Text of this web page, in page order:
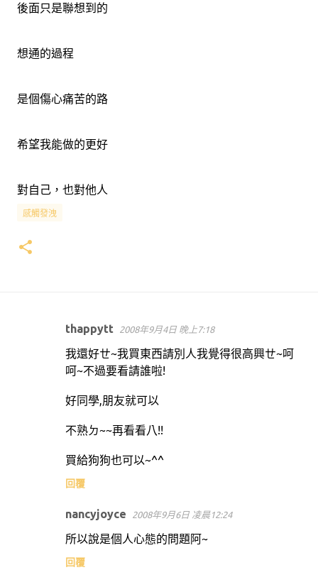
後面只是聯想到的
想通的過程
是個傷心痛苦的路
希望我能做的更好
對自己，也對他人
感觸發洩
thappytt 2008年9月4日 晚上7:18
我還好ㄝ~我買東西請別人我覺得很高興ㄝ~呵
呵~不過要看請誰啦!
好同學,朋友就可以
不熟ㄉ~~再看看八!!
買給狗狗也可以~^^
回覆
nancyjoyce 2008年9月6日 凌晨12:24
所以說是個人心態的問題阿~
回覆